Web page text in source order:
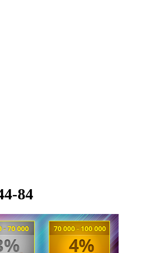
84